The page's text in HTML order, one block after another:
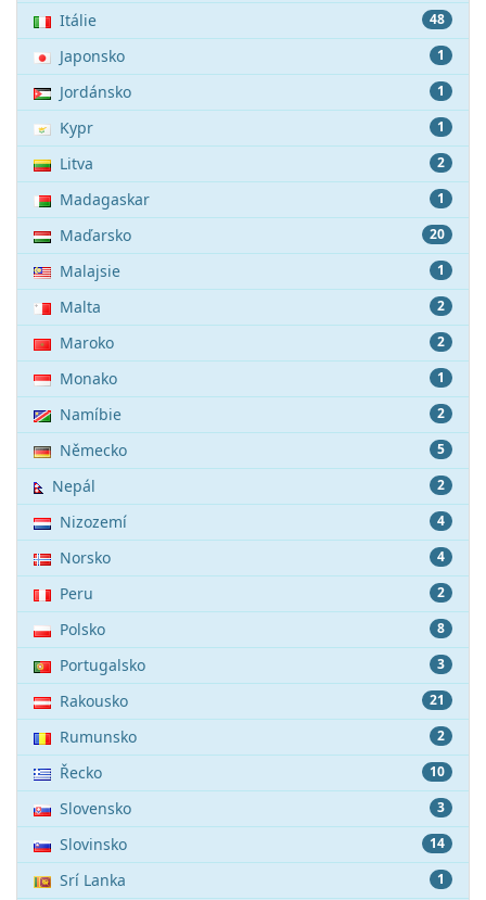
48
Itálie
1
Japonsko
1
Jordánsko
1
Kypr
2
Litva
1
Madagaskar
20
Maďarsko
1
Malajsie
2
Malta
2
Maroko
1
Monako
2
Namíbie
5
Německo
2
Nepál
4
Nizozemí
4
Norsko
2
Peru
8
Polsko
3
Portugalsko
21
Rakousko
2
Rumunsko
10
Řecko
3
Slovensko
14
Slovinsko
1
Srí Lanka